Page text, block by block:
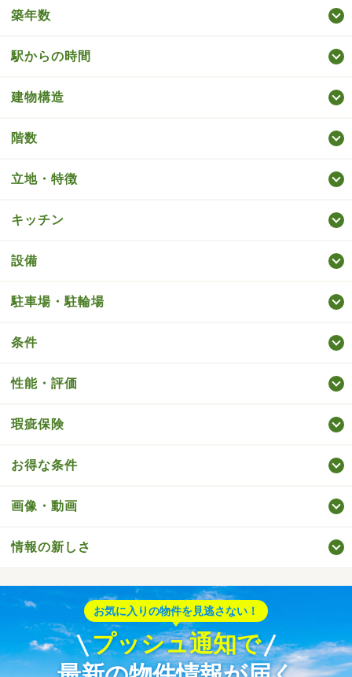
築年数
駅からの時間
建物構造
階数
立地・特徴
キッチン
設備
駐車場・駐輪場
条件
性能・評価
瑕疵保険
お得な条件
画像・動画
情報の新しさ
お気に入りの物件を見逃さない！
プッシュ通知で